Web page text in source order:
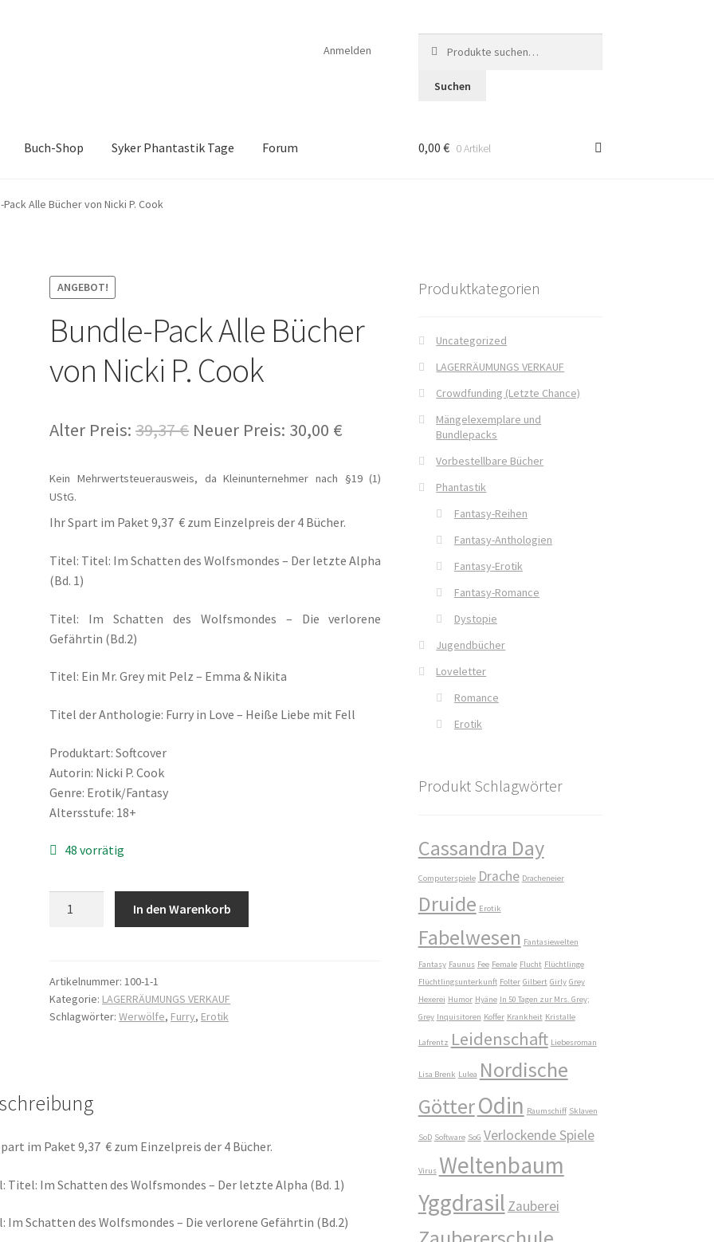
Anmelden
nach:
Suchen
Buch-Shop Syker Phantastik Tage Forum
Anthologien Ausschreibung Erotik-Furry-Artbook
Bd. 1Die Dunkelmagierchroniken Bd. 2
Drachen Diebe und Dämonen Echtheit von Bewertungen
& NikitaEinzel Romane Erotik (FSK18)Fantasy
– Oben ist Unten
Syker Phantastik Tage
WarenkorbWeil wir Mädchen sindWelcome
der Weltenbaum – Thor und Odin
0,00 € 0 Artikel
Alle Bücher von Nicki P. Cook
ANGEBOT!
Bundle-Pack Alle Bücher
von Nicki P. Cook
Alter Preis: 39,37€ U
s
p
ü
i
c
e
i
a
,
3
Neuer Preis: 30,00 €
t
u
l
e
r
Kein Mehrwertsteuerausweis, da Kleinunternehmer nach §19 (1)
UStG.
Ihr Spart im Paket 9,37 € zum Einzelpreis der 4 Bücher.
Titel: Titel: Im Schatten des Wolfsmondes – Der letzte Alpha
(Bd. 1)
Titel: Im Schatten des Wolfsmondes – Die verlorene
Gefährtin (Bd.2)
Titel: Ein Mr. Grey mit Pelz – Emma & Nikita
Titel der Anthologie: Furry in Love – Heiße Liebe mit Fell
Produktart: Softcover
Autorin: Nicki P. Cook
Genre: Erotik/Fantasy
Altersstufe: 18+
48 vorrätig
von
Nicki
P.
In den Warenkorb
Artikelnummer: 100-1-1
Kategorie: LAGERRÄUMUNGS VERKAUF
Schlagwörter:Werwölfe, Furry, Erotik
im Paket 9,37 € zum Einzelpreis der 4 Bücher.
Titel: Im Schatten des Wolfsmondes – Der letzte Alpha (Bd. 1)
Im Schatten des Wolfsmondes – Die verlorene Gefährtin (Bd.2)
Produktkategorien
Uncategorized
LAGERRÄUMUNGS VERKAUF
Crowdfunding (Letzte Chance)
Mängelexemplare und
Bundlepacks
Vorbestellbare Bücher
Phantastik
Fantasy-Reihen
Fantasy-Anthologien
Fantasy-Erotik
Fantasy-Romance
Dystopie
Jugendbücher
Loveletter
Romance
Erotik
Produkt Schlagwörter
Cassandra Day
Computerspiele Drache Dracheneier
Druide Erotik
Fabelwesen Fantasiewelten
Fantasy Faunus Fee Female Flucht Flüchtlinge
Flüchtlingsunterkunft Folter Gilbert Girly Grey
Hexerei Humor Hyäne In 50 Tagen zur Mrs. Grey;
Grey Inquisitoren Koffer Krankheit Kristalle
Lafrentz Leidenschaft Liebesroman
Lisa Brenk Lulea Nordische
GötterOdin Raumschiff Sklaven
SoD Software SoG Verlockende Spiele
Virus Weltenbaum
Yggdrasil Zauberei